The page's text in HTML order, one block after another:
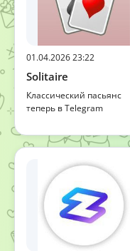
01.04.2026 23:22
Solitaire
Классический пасьянс
теперь в Telegram